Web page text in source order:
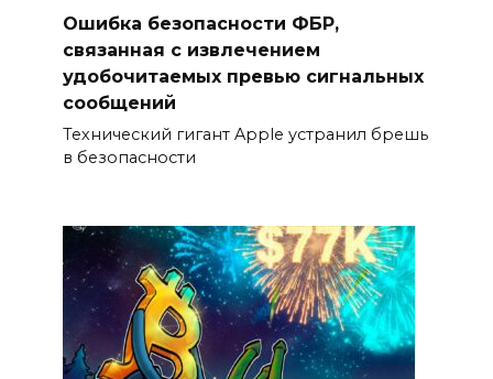
Ошибка безопасности ФБР,
связанная с извлечением
удобочитаемых превью сигнальных
сообщений
Технический гигант Apple устранил брешь
в безопасности